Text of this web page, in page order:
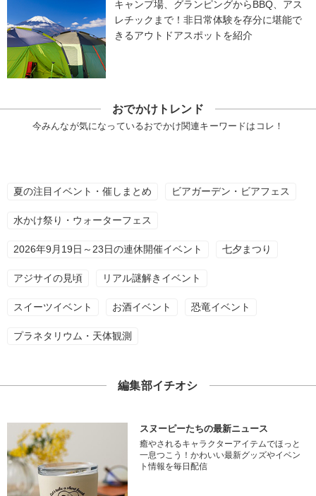
キャンプ場、グランピングからBBQ、アス
レチックまで！非日常体験を存分に堪能で
きるアウトドアスポットを紹介
おでかけトレンド
今みんなが気になっているおでかけ関連キーワードはコレ！
夏の注目イベント・催しまとめ ビアガーデン・ビアフェス
水かけ祭り・ウォーターフェス
2026年9月19日～23日の連休開催イベント 七夕まつり
アジサイの見頃 リアル謎解きイベント
スイーツイベント お酒イベント 恐竜イベント
プラネタリウム・天体観測
編集部イチオシ
スヌーピーたちの最新ニュース
癒やされるキャラクターアイテムでほっと
一息つこう！かわいい最新グッズやイベン
ト情報を毎日配信